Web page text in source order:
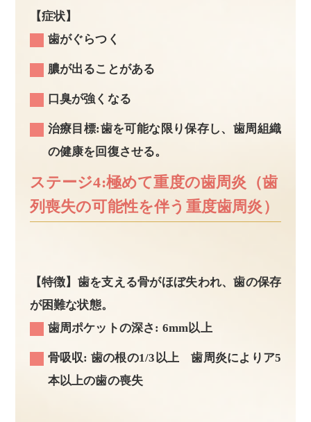
【症状】
歯がぐらつく
膿が出ることがある
口臭が強くなる
治療目標:歯を可能な限り保存し、歯周組織
の健康を回復させる。
ステージ4:極めて重度の歯周炎（歯
列喪失の可能性を伴う重度歯周炎）
【特徴】歯を支える骨がほぼ失われ、歯の保存
が困難な状態。
歯周ポケットの深さ: 6mm以上
骨吸収: 歯の根の1/3以上 歯周炎によりア5
本以上の歯の喪失